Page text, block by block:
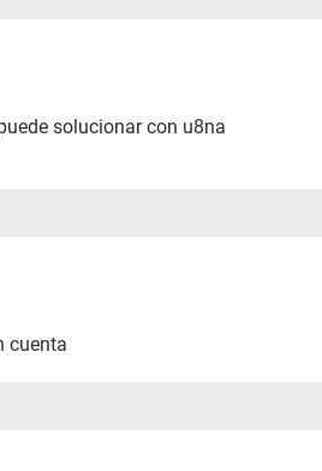
solucionar con u8na
cuenta